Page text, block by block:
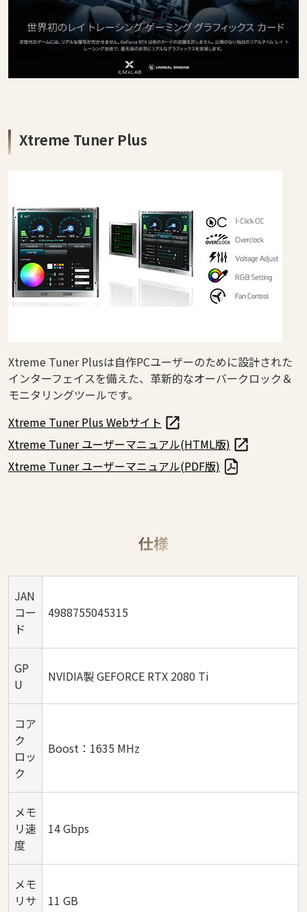
Xtreme Tuner Plus
Xtreme Tuner Plusは自作PCユーザーのために設計された
インターフェイスを備えた、革新的なオーバークロック＆
モニタリングツールです。
Xtreme Tuner Plus Webサイト
Xtreme Tuner ユーザーマニュアル(HTML版)
Xtreme Tuner ユーザーマニュアル(PDF版)
仕様
JAN
コー
ド
4988755045315
GP
U
NVIDIA製 GEFORCE RTX 2080 Ti
コア
ク
ロッ
ク
Boost：1635 MHz
メモ
リ速
度
14 Gbps
メモ
リサ
11 GB